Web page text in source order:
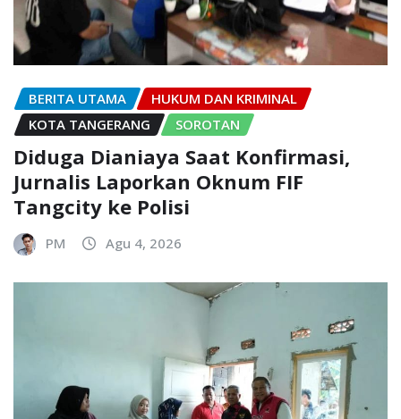
BERITA UTAMA
HUKUM DAN KRIMINAL
KOTA TANGERANG
SOROTAN
Diduga Dianiaya Saat Konfirmasi,
Jurnalis Laporkan Oknum FIF
Tangcity ke Polisi
PM Agu 4, 2026